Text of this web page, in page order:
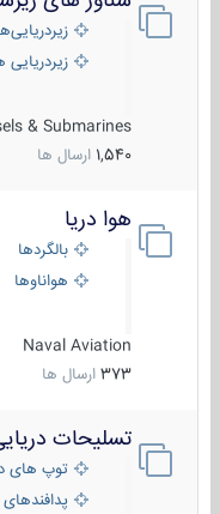
زیردریایی
& Submarines
1,540 ارسال ها
هوا دریا
بالگردها
هواناوها
Naval Aviation
373 ارسال ها
تسلیحات دریایی
توپ های
پدافندهای